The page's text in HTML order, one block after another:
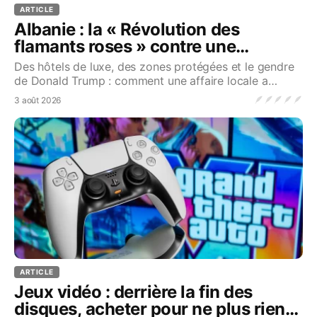
ARTICLE
Albanie : la « Révolution des
flamants roses » contre une
oligarchie que l'UE cautionne
Des hôtels de luxe, des zones protégées et le gendre
de Donald Trump : comment une affaire locale a
embrasé toute l'Albanie...Source
3 août 2026 🪶 🪶 🪶 🪶 🪶
ARTICLE
Jeux vidéo : derrière la fin des
disques, acheter pour ne plus rien